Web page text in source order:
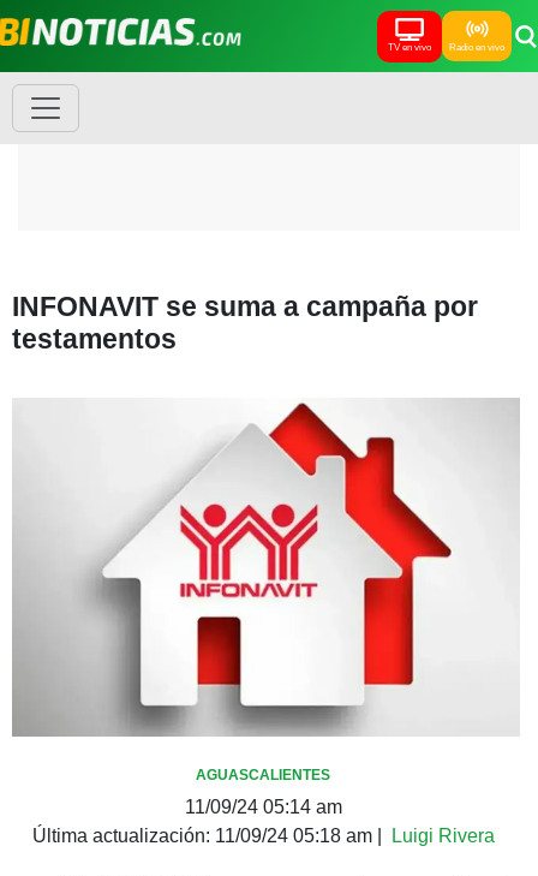
TV en vivo Radio en vivo
INFONAVIT se suma a campaña por
testamentos
AGUASCALIENTES
11/09/24 05:14 am
Última actualización: 11/09/24 05:18 am| Luigi Rivera